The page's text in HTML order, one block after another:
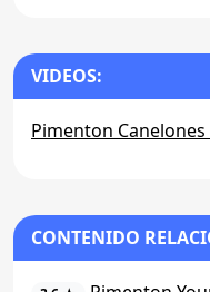
VIDEOS:
Pimenton Canelones
CONTENIDO